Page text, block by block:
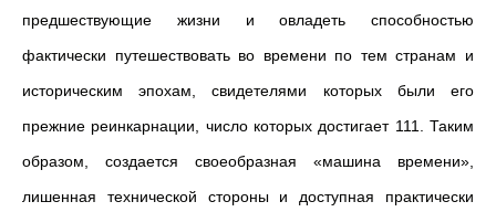
предшествующие жизни и овладеть способностью
фактически путешествовать во времени по тем странам и
историческим эпохам, свидетелями которых были его
прежние реинкарнации, число которых достигает 111. Таким
образом, создается своеобразная «машина времени»,
лишенная технической стороны и доступная практически